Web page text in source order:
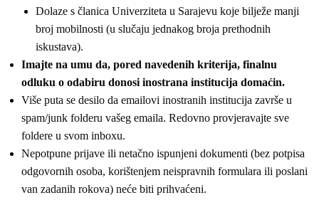
Dolaze s članica Univerziteta u Sarajevu koje bilježe manji
broj mobilnosti (u slučaju jednakog broja prethodnih
iskustava).
Imajte na umu da, pored navedenih kriterija, finalnu
odluku o odabiru donosi inostrana institucija domaćin.
Više puta se desilo da emailovi inostranih institucija završe u
spam/junk folderu vašeg emaila. Redovno provjeravajte sve
foldere u svom inboxu.
Nepotpune prijave ili netačno ispunjeni dokumenti (bez potpisa
odgovornih osoba, korištenjem neispravnih formulara ili poslani
van zadanih rokova) neće biti prihvaćeni.